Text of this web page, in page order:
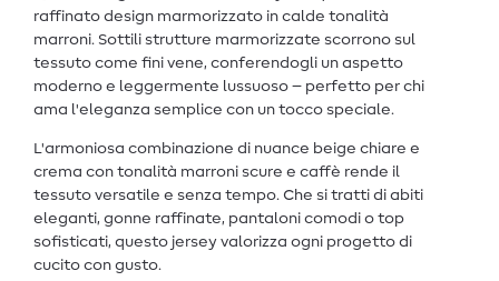
raffinato design marmorizzato in calde tonalità
marroni. Sottili strutture marmorizzate scorrono sul
tessuto come fini vene, conferendogli un aspetto
moderno e leggermente lussuoso – perfetto per chi
ama l'eleganza semplice con un tocco speciale.
L'armoniosa combinazione di nuance beige chiare e
crema con tonalità marroni scure e caffè rende il
tessuto versatile e senza tempo. Che si tratti di abiti
eleganti, gonne raffinate, pantaloni comodi o top
sofisticati, questo jersey valorizza ogni progetto di
cucito con gusto.